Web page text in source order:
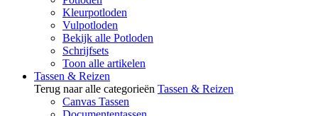
Kleurpotloden
Vulpotloden
Bekijk alle Potloden
Schrijfsets
Toon alle artikelen
Tassen & Reizen
Terug naar alle categorieën Tassen & Reizen
Canvas Tassen